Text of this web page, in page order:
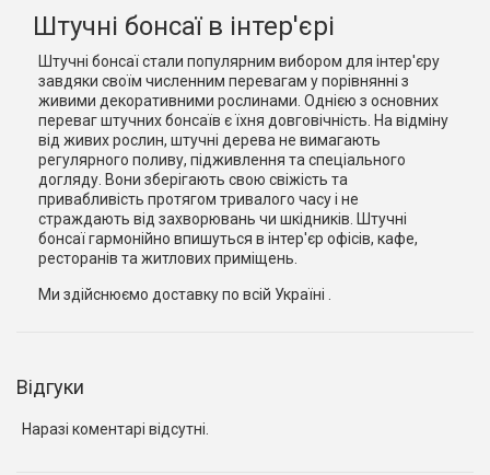
Штучні бонсаї в інтер'єрі
Штучні бонсаї стали популярним вибором для інтер'єру
завдяки своїм численним перевагам у порівнянні з
живими декоративними рослинами. Однією з основних
переваг штучних бонсаїв є їхня довговічність. На відміну
від живих рослин, штучні дерева не вимагають
регулярного поливу, підживлення та спеціального
догляду. Вони зберігають свою свіжість та
привабливість протягом тривалого часу і не
страждають від захворювань чи шкідників. Штучні
бонсаї гармонійно впишуться в інтер'єр офісів, кафе,
ресторанів та житлових приміщень.
Ми здійснюємо доставку по всій Україні .
Відгуки
Наразі коментарі відсутні.